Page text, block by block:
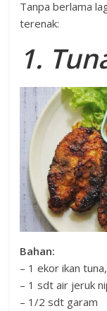
Tanpa berlama
terenak:
1.
Bahan:
– 1 ekor ikan
– 1 sdt air jeruk
– 1/2 sdt garam